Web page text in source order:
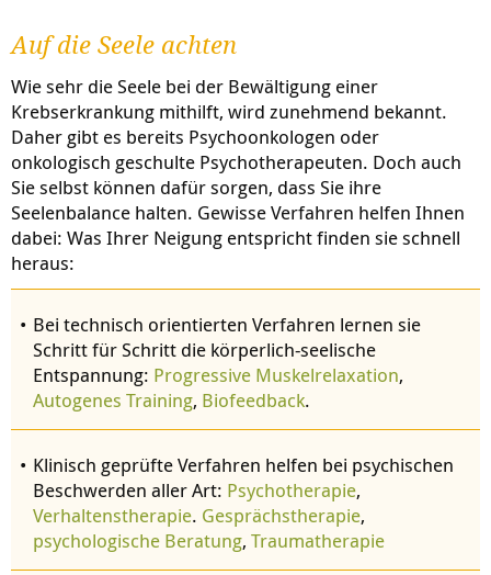
Auf die Seele achten
Wie sehr die Seele bei der Bewältigung einer
Krebserkrankung mithilft, wird zunehmend bekannt.
Daher gibt es bereits Psychoonkologen oder
onkologisch geschulte Psychotherapeuten. Doch auch
Sie selbst können dafür sorgen, dass Sie ihre
Seelenbalance halten. Gewisse Verfahren helfen Ihnen
dabei: Was Ihrer Neigung entspricht finden sie schnell
heraus:
Bei technisch orientierten Verfahren lernen sie
Schritt für Schritt die körperlich-seelische
Entspannung: Progressive Muskelrelaxation,
Autogenes Training, Biofeedback.
Klinisch geprüfte Verfahren helfen bei psychischen
Beschwerden aller Art: Psychotherapie,
Verhaltenstherapie. Gesprächstherapie,
psychologische Beratung, Traumatherapie